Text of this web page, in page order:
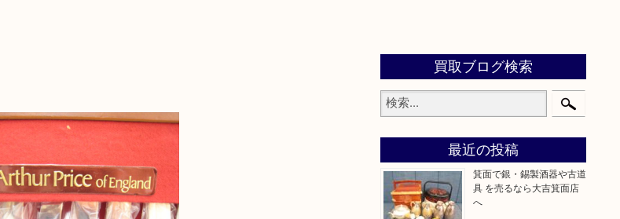
買取ブログ検索
最近の投稿
箕面で銀・錫製酒器や古道
具 を売るなら大吉箕面店
へ